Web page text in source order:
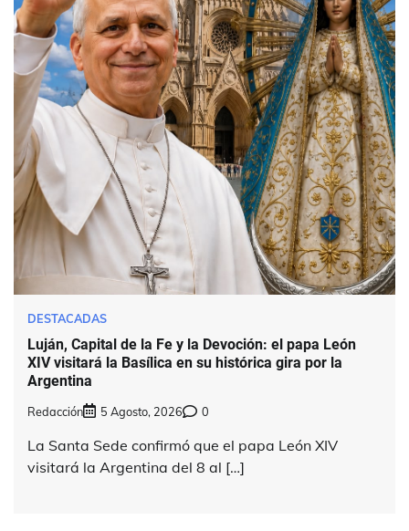
DESTACADAS
Luján, Capital de la Fe y la Devoción: el papa León
XIV visitará la Basílica en su histórica gira por la
Argentina
Redacción 5 Agosto, 2026 0
La Santa Sede confirmó que el papa León XIV
visitará la Argentina del 8 al […]